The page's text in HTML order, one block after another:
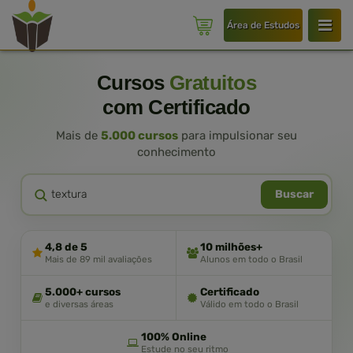
Área de Estudos
Cursos Gratuitos
com Certificado
Mais de 5.000 cursos para impulsionar seu
conhecimento
Buscar
4,8 de 5
Mais de 89 mil avaliações
10 milhões+
Alunos em todo o Brasil
5.000+ cursos
e diversas áreas
Certificado
Válido em todo o Brasil
100% Online
Estude no seu ritmo